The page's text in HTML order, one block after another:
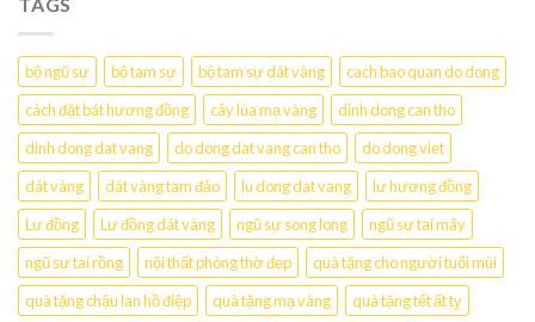
bộ ngũ sự bộ tam sự bộ tam sự dát vàng
cach bao quan do dong
cách đặt bát hương đồng
cây lúa mạ vàng
dinh dong can tho
dinh dong dat vang
do dong dat vang can tho
do dong viet
dát vàng
dát vàng tam đảo lu dong dat vang
lư hương đồng
Lư đồng
Lư đồng dát vàng ngũ sự song long
ngũ sự tai mây
ngũ sự tai rồng
nội thất phòng thờ đẹp
quà tặng cho người tuổi mùi
quà tặng chậu lan hồ điệp
quà tặng mạ vàng
quà tặng tết ất tỵ